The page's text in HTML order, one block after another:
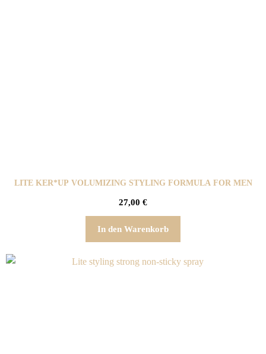
LITE KER*UP VOLUMIZING STYLING FORMULA FOR MEN
27,00 €
In den Warenkorb